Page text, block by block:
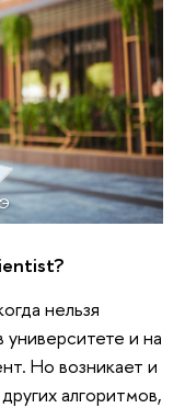
нельзя
университете и на
Но возникает и
алгоритмов,